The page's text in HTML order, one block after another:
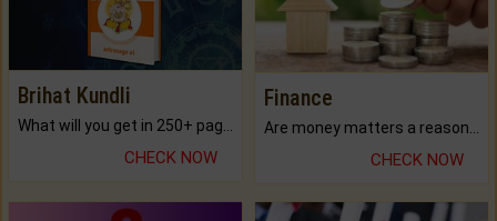
Brihat Kundli
CHECK NOW
Finance
CHECK NOW